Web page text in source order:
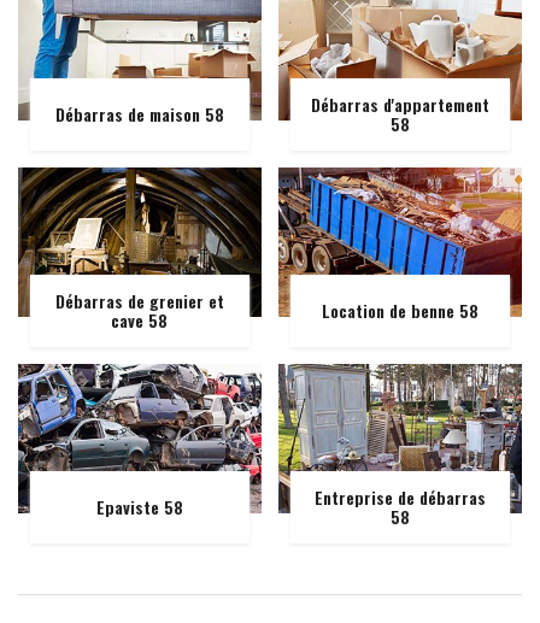
Débarras de maison 58 Débarras d'appartement
58
Débarras de grenier et
cave 58 Location de benne 58
Epaviste 58 Entreprise de débarras
58